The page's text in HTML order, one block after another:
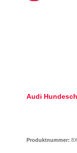
Audi
Produktnummer: